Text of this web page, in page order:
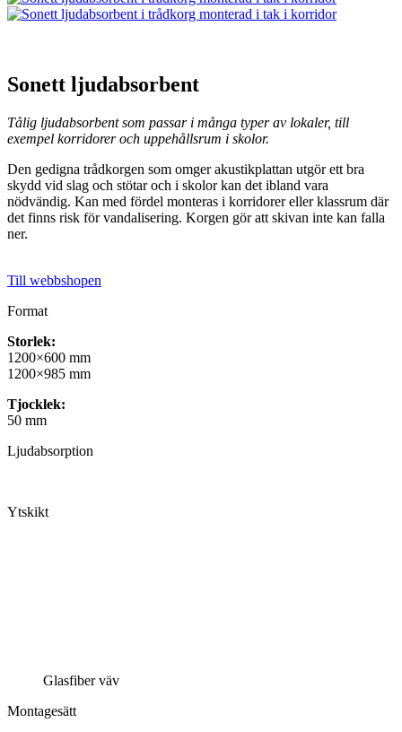
Sonett ljudabsorbent
Tålig ljudabsorbent som passar i många typer av lokaler, till
exempel korridorer och uppehållsrum i skolor.
Den gedigna trådkorgen som omger akustikplattan utgör ett bra
skydd vid slag och stötar och i skolor kan det ibland vara
nödvändig. Kan med fördel monteras i korridorer eller klassrum där
det finns risk för vandalisering. Korgen gör att skivan inte kan falla
ner.
Till webbshopen
Format
Storlek:
1200×600 mm
1200×985 mm
Tjocklek:
50 mm
Ljudabsorption
Ytskikt
Glasfiber väv
Montagesätt